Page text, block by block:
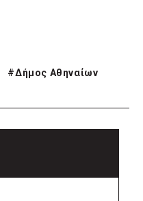
#Δήμος Αθηναίων